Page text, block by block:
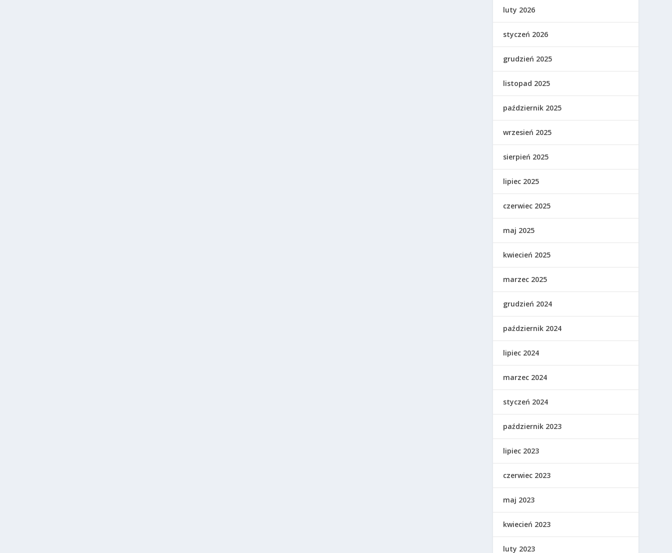
luty 2026
styczeń 2026
grudzień 2025
listopad 2025
październik 2025
wrzesień 2025
sierpień 2025
lipiec 2025
czerwiec 2025
maj 2025
kwiecień 2025
marzec 2025
grudzień 2024
październik 2024
lipiec 2024
marzec 2024
styczeń 2024
październik 2023
lipiec 2023
czerwiec 2023
maj 2023
kwiecień 2023
luty 2023